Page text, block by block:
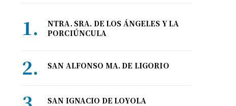
NTRA. SRA. DE LOS ÁNGELES Y LA
PORCIÚNCULA
SAN ALFONSO MA. DE LIGORIO
SAN IGNACIO DE LOYOLA